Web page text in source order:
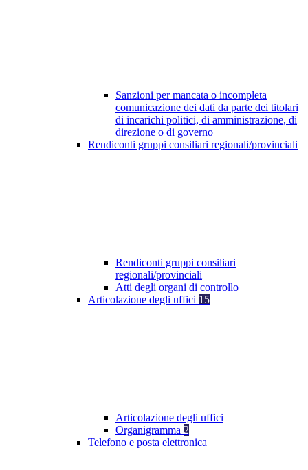
Sanzioni per mancata o incompleta
comunicazione dei dati da parte dei titolari
di incarichi politici, di amministrazione, di
direzione o di governo
Rendiconti gruppi consiliari regionali/provinciali
Rendiconti gruppi consiliari
regionali/provinciali
Atti degli organi di controllo
Articolazione degli uffici 15
Articolazione degli uffici
Organigramma 2
Telefono e posta elettronica